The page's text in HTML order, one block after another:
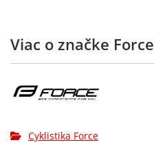
Viac o značke Force
Cyklistika Force